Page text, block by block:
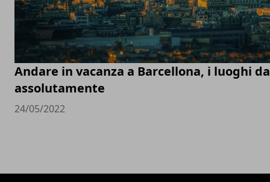
Andare in vacanza a Barcellona, i luoghi
assolutamente
24/05/2022